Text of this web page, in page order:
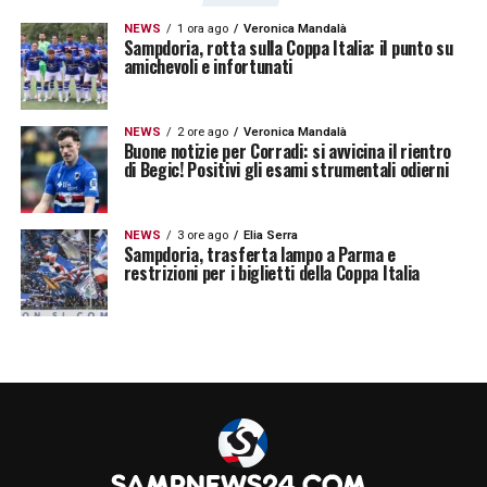
blucerchiati.
LA PLAYLIST DELLE NOSTRE TOP NEWS
NEWS 1 ora ago Veronica Mandalà
Sampdoria, rotta sulla Coppa Italia: il punto su
amichevoli e infortunati
NEWS 2 ore ago Veronica Mandalà
Buone notizie per Corradi: si avvicina il rientro
di Begic! Positivi gli esami strumentali odierni
NEWS 3 ore ago Elia Serra
Sampdoria, trasferta lampo a Parma e
restrizioni per i biglietti della Coppa Italia